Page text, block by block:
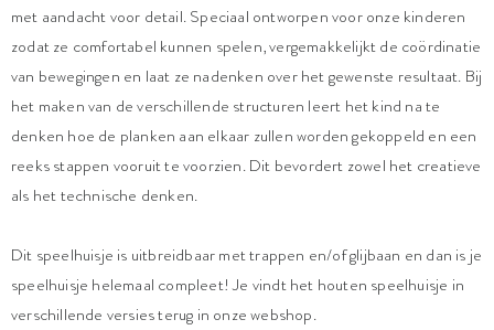
met aandacht voor detail. Speciaal ontworpen voor onze kinderen
zodat ze comfortabel kunnen spelen, vergemakkelijkt de coördinatie
van bewegingen en laat ze nadenken over het gewenste resultaat. Bij
het maken van de verschillende structuren leert het kind na te
denken hoe de planken aan elkaar zullen worden gekoppeld en een
reeks stappen vooruit te voorzien. Dit bevordert zowel het creatieve
als het technische denken.
Dit speelhuisje is uitbreidbaar met trappen en/of glijbaan en dan is je
speelhuisje helemaal compleet! Je vindt het houten speelhuisje in
verschillende versies terug in onze webshop.